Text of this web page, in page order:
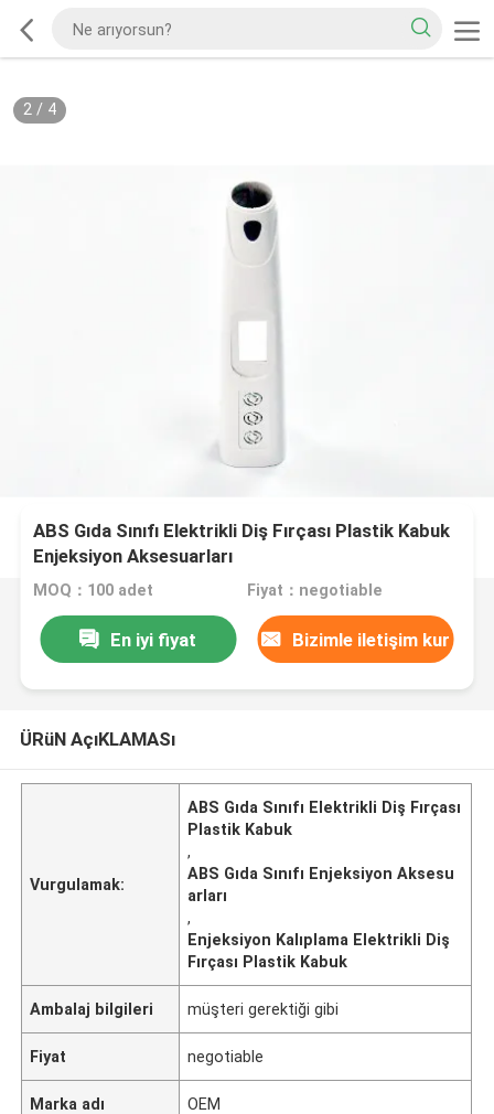
2/ 4
ABS Gıda Sınıfı Elektrikli Diş Fırçası Plastik Kabuk
Enjeksiyon Aksesuarları
MOQ：100 adet Fiyat：negotiable
En iyi fiyat Bizimle iletişim kur
ÜRüN AçıKLAMASı
Vurgulamak:
ABS Gıda Sınıfı Elektrikli Diş Fırçası
Plastik Kabuk
,
ABS Gıda Sınıfı Enjeksiyon Aksesu
arları
,
Enjeksiyon Kalıplama Elektrikli Diş
Fırçası Plastik Kabuk
Ambalaj bilgileri müşteri gerektiği gibi
Fiyat negotiable
Marka adı OEM